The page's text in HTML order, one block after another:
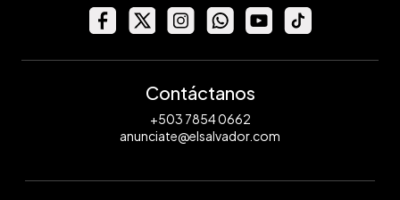
Contáctanos
+503 7854 0662
anunciate@elsalvador.com